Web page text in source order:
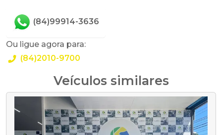
(84)99914-3636
Ou ligue agora para:
(84)2010-9700
Veículos similares